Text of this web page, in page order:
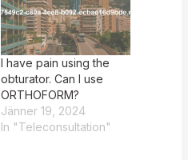
I have pain using the
obturator. Can I use
ORTHOFORM?
Jänner 19, 2024
In "Teleconsultation"